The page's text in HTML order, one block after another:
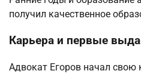
получил качественное
Карьера и первые
Адвокат Егоров начал